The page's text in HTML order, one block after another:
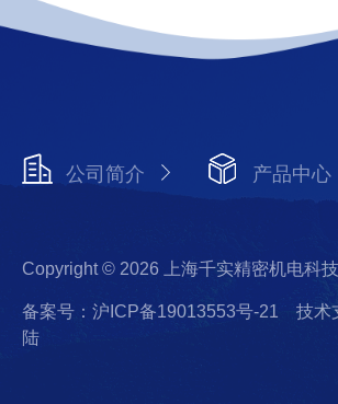
公司简介 产品中心
Copyright © 2026 上海千实精密机电科
备案号：沪ICP备19013553号-21 技术
陆